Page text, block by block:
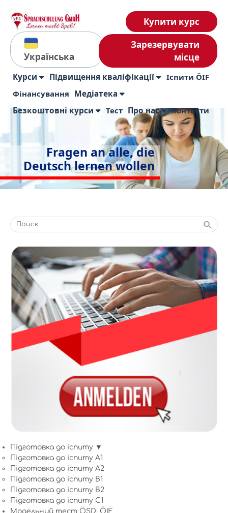
Українська
Купити курс
Зарезервувати
місце
Курси Підвищення кваліфікації
Іспити ÖIF
Фінансування Медіатека
Безкоштовні курси
Тест Про нас Контакти
Fragen an alle, die
Deutsch lernen wollen
Підготовка до іспиту ▼
Підготовка до іспиту A1
Підготовка до іспиту A2
Підготовка до іспиту B1
Підготовка до іспиту B2
Підготовка до іспиту C1
Модельний тест ÖSD, ÖIF